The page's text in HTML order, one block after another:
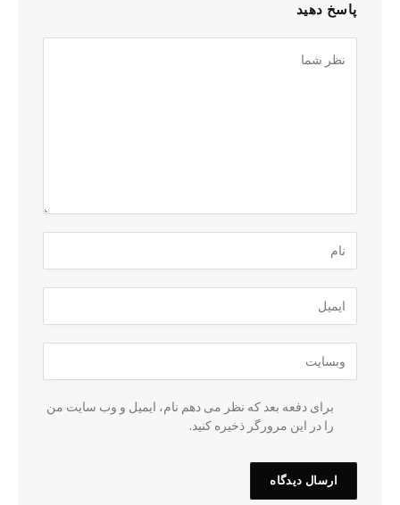
پاسخ دهید
برای دفعه بعد که نظر می دهم نام، ایمیل و وب سایت من
را در این مرورگر ذخیره کنید.